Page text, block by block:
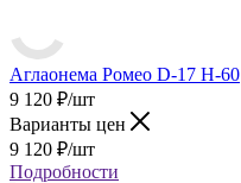
Аглаонема Ромео D-17 H-60
9 120 ₽/шт
Варианты цен
9 120 ₽/шт
Подробности